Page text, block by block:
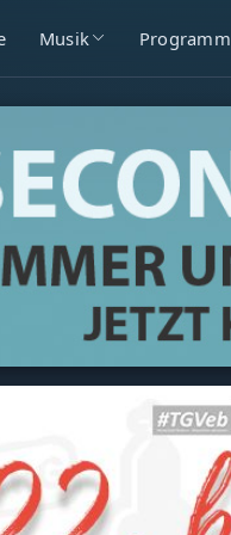
Musik Programm